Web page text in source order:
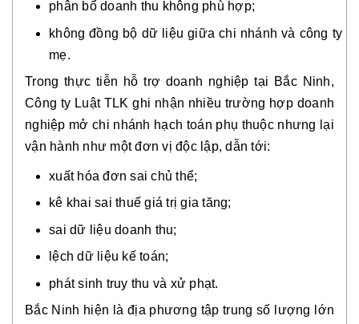
phân bổ doanh thu không phù hợp;
không đồng bộ dữ liệu giữa chi nhánh và công ty
mẹ.
Trong thực tiễn hỗ trợ doanh nghiệp tại Bắc Ninh,
Công ty Luật TLK ghi nhận nhiều trường hợp doanh
nghiệp mở chi nhánh hạch toán phụ thuộc nhưng lại
vận hành như một đơn vị độc lập, dẫn tới:
xuất hóa đơn sai chủ thể;
kê khai sai thuế giá trị gia tăng;
sai dữ liệu doanh thu;
lệch dữ liệu kế toán;
phát sinh truy thu và xử phạt.
Bắc Ninh hiện là địa phương tập trung số lượng lớn